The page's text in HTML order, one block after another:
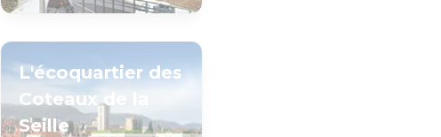
L'écoquartier des
Coteaux de la
Seille